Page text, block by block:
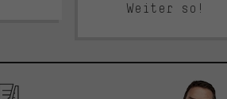
Weiter so!